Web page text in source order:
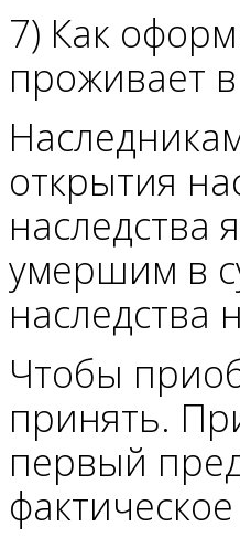
7) Как
проживает
открытия
наследства
умершим в
наследства
Чтобы
принять.
первый